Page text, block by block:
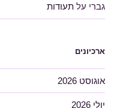
גברי על תעודות
ארכיונים
אוגוסט 2026
יולי 2026